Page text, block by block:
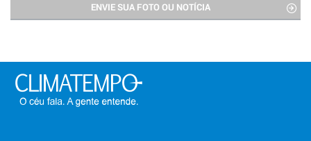
ENVIE SUA FOTO OU NOTÍCIA